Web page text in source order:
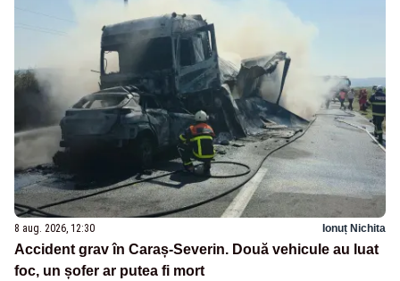
8 aug. 2026, 12:30 Ionuț Nichita
Accident grav în Caraș-Severin. Două vehicule au luat
foc, un șofer ar putea fi mort